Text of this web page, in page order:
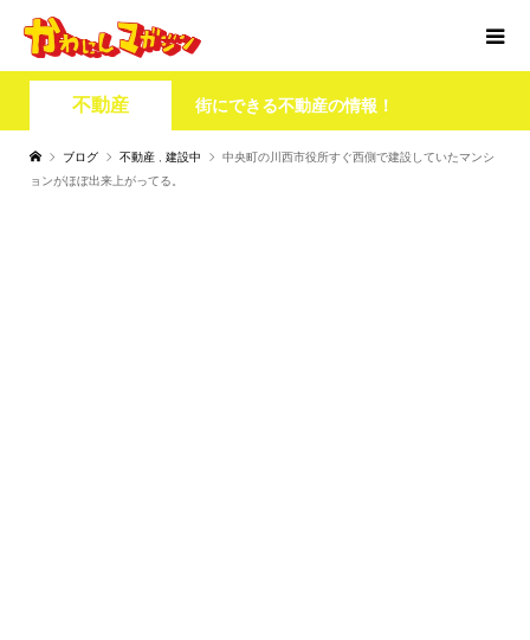
不動産 街にできる不動産の情報！
ブログ 不動産 建設中
中央町の川西市役所すぐ西側で建設していたマンシ
ョンがほぼ出来上がってる。